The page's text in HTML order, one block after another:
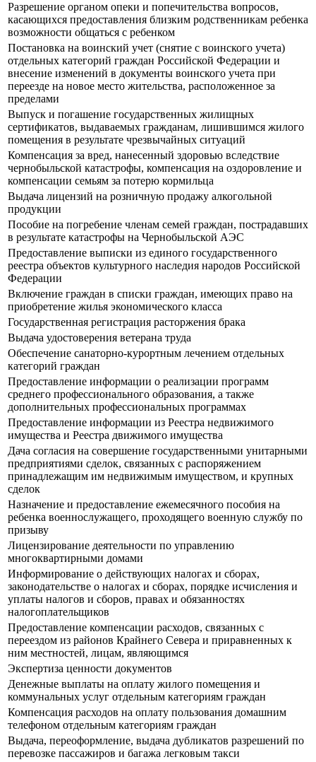
Разрешение органом опеки и попечительства вопросов,
касающихся предоставления близким родственникам ребенка
возможности общаться с ребенком
Постановка на воинский учет (снятие с воинского учета)
отдельных категорий граждан Российской Федерации и
внесение изменений в документы воинского учета при
переезде на новое место жительства, расположенное за
пределами
Выпуск и погашение государственных жилищных
сертификатов, выдаваемых гражданам, лишившимся жилого
помещения в результате чрезвычайных ситуаций
Компенсация за вред, нанесенный здоровью вследствие
чернобыльской катастрофы, компенсация на оздоровление и
компенсации семьям за потерю кормильца
Выдача лицензий на розничную продажу алкогольной
продукции
Пособие на погребение членам семей граждан, пострадавших
в результате катастрофы на Чернобыльской АЭС
Предоставление выписки из единого государственного
реестра объектов культурного наследия народов Российской
Федерации
Включение граждан в списки граждан, имеющих право на
приобретение жилья экономического класса
Государственная регистрация расторжения брака
Выдача удостоверения ветерана труда
Обеспечение санаторно-курортным лечением отдельных
категорий граждан
Предоставление информации о реализации программ
среднего профессионального образования, а также
дополнительных профессиональных программах
Предоставление информации из Реестра недвижимого
имущества и Реестра движимого имущества
Дача согласия на совершение государственными унитарными
предприятиями сделок, связанных с распоряжением
принадлежащим им недвижимым имуществом, и крупных
сделок
Назначение и предоставление ежемесячного пособия на
ребенка военнослужащего, проходящего военную службу по
призыву
Лицензирование деятельности по управлению
многоквартирными домами
Информирование о действующих налогах и сборах,
законодательстве о налогах и сборах, порядке исчисления и
уплаты налогов и сборов, правах и обязанностях
налогоплательщиков
Предоставление компенсации расходов, связанных с
переездом из районов Крайнего Севера и приравненных к
ним местностей, лицам, являющимся
Экспертиза ценности документов
Денежные выплаты на оплату жилого помещения и
коммунальных услуг отдельным категориям граждан
Компенсация расходов на оплату пользования домашним
телефоном отдельным категориям граждан
Выдача, переоформление, выдача дубликатов разрешений по
перевозке пассажиров и багажа легковым такси